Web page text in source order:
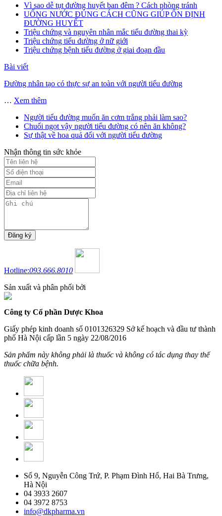
Vì sao dễ tụt đường huyết ban đêm ? Cách phòng tránh
UỐNG NƯỚC ĐÚNG CÁCH CŨNG GIÚP ỔN ĐỊNH
ĐƯỜNG HUYẾT
Triệu chứng và nguyên nhân mắc tiểu đường thai kỳ
Triệu chứng tiểu đường ở nữ giới
Triệu chứng bệnh tiểu đường ở giai đoạn đầu
Bài viết
Đường nhân tạo có thực sự an toàn với người tiểu đường
… Xem thêm
Người tiểu đường muốn ăn cơm trắng phải làm sao?
Chuối ngọt vậy người tiểu đường có nên ăn không?
Sự thật về hoa quả đối với người tiểu đường
Nhận thông tin sức khỏe
Hotline:093.666.8010
Sản xuất và phân phối bởi
Công ty Cổ phần Dược Khoa
Giấy phép kinh doanh số 0101326329 Sở kế hoạch và đầu tư thành
phố Hà Nội cấp lần 5 ngày 22/08/2016
Sản phẩm này không phải là thuốc và không có tác dụng thay thế
thuốc chữa bệnh.
Số 9, Nguyễn Công Trứ, P. Phạm Đình Hổ, Hai Bà Trưng,
Hà Nội
04 3933 2607
04 3972 8753
info@dkpharma.vn